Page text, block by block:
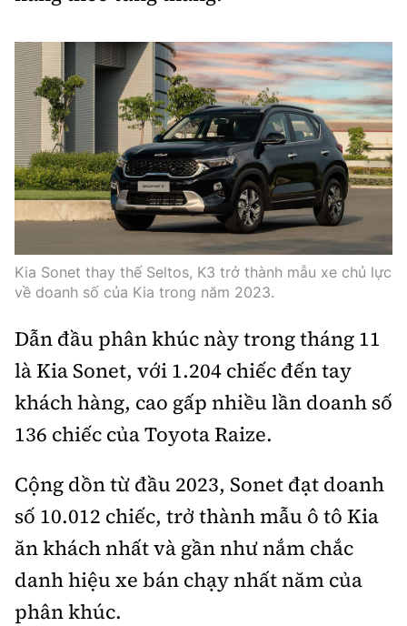
Kia Sonet thay thế Seltos, K3 trở thành mẫu xe chủ lực
về doanh số của Kia trong năm 2023.
Dẫn đầu phân khúc này trong tháng 11
là Kia Sonet, với 1.204 chiếc đến tay
khách hàng, cao gấp nhiều lần doanh số
136 chiếc của Toyota Raize.
Cộng dồn từ đầu 2023, Sonet đạt doanh
số 10.012 chiếc, trở thành mẫu ô tô Kia
ăn khách nhất và gần như nắm chắc
danh hiệu xe bán chạy nhất năm của
phân khúc.